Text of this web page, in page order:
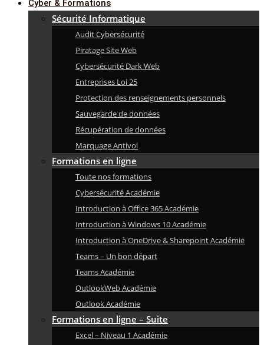
Cyber & Formations
Sécurité Informatique
Audit Cybersécurité
Piratage Site Web
Cybersécurité Dark Web
Entreprises Loi 25
Protection des renseignements personnels
Sauvegarde de données
Récupération de données
Marquage Antivol
Formations en ligne
Toute nos formations
Cybersécurité Académie
Introduction à Office 365 Académie
Introduction à Windows 10 Académie
Introduction à OneDrive & Sharepoint Académie
Teams – Un bon départ
Teams Académie
OutlookWeb Académie
Outlook Académie
Formations en ligne – Suite
Excel – Niveau 1 Académie